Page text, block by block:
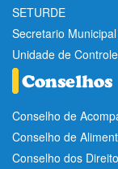
SETURDE
Secretario
Unidade de
Conselho de
Conselho de
Conselho dos